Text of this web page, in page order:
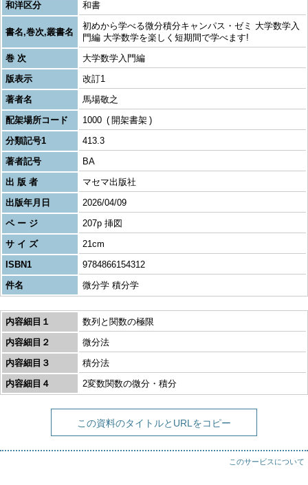
和洋区分
和書
書名,巻次,叢書名
初めから学べる微分積分キャンパス・ゼミ 大学数学入
門編 大学数学を楽しく短期間で学べます!
巻 次
大学数学入門編
版表示
改訂1
著者名
馬場敬之
配架場所コード
1000
開架書架
分類記号1
413.3
著者記号
BA
出 版 者
マセマ出版社
出版年月日
2026/04/09
ペ ー ジ
207p 挿図
サ イ ズ
21cm
ISBN1
9784866154312
件名
微分学 積分学
内容細目１
数列と関数の極限
内容細目２
微分法
内容細目３
積分法
内容細目４
2変数関数の微分・積分
この資料のタイトルとURLをコピー
このサービスについて